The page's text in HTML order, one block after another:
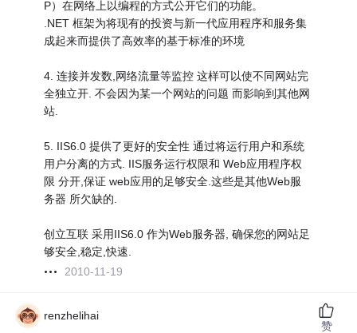
P）在网络上以编程的方式公开它们的功能。
.NET 框架为将现有的投资与新一代应用程序和服务集
成起来而提供了高效率的基于标准的环境
4. 连接并发数,网络流量等监控 这样可以使不同网站完
全独立开. 不会因为某一个网站的问题 而影响到其他网
站.
5. IIS6.0 提供了更好的安全性 通过将运行用户和系统
用户分离的方式. IIS服务运行权限和 Web应用程序权
限 分开,保证 web应用的足够安全.这些是其他Web服
务器 所欠缺的.
创立互联 采用IIS6.0 作为Web服务器, 确保您的网站足
够安全,稳定,快速.
2010-11-19
renzhelihai
赞